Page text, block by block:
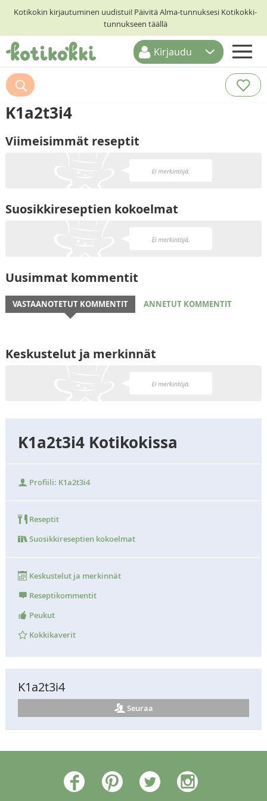
Kotikokin kirjautuminen uudistui! Päivitä Alma-tunnuksesi Kotikokki-
tunnukseen täällä
ETUSIVU
RESEPTIHAKU
RUOKATEEMAT
KESKUSTELUT
Kirjaudu
K1a2t3i4
Viimeisimmät reseptit
Suosikkireseptien kokoelmat
Uusimmat kommentit
VASTAANOTETUT KOMMENTIT ANNETUT KOMMENTIT
Keskustelut ja merkinnät
K1a2t3i4 Kotikokissa
Profiili: K1a2t3i4
Reseptit
Suosikkireseptien kokoelmat
Keskustelut ja merkinnät
Reseptikommentit
Peukut
Kokkikaverit
K1a2t3i4
Seuraa